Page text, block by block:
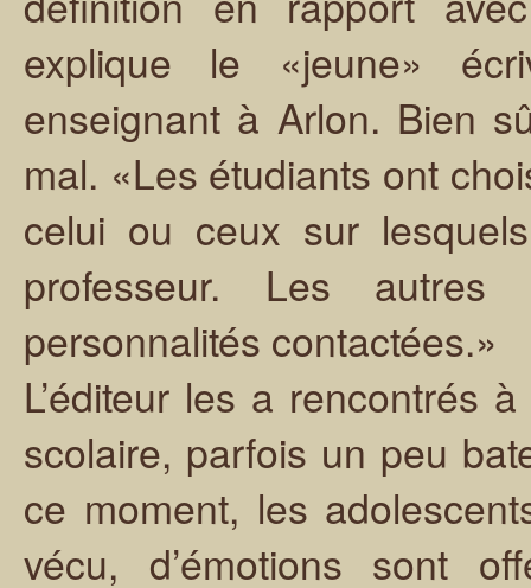
explique le «jeune»
enseignant à Arlon. Bien
mal. «Les étudiants ont
celui ou ceux sur
professeur. Les
personnalités contactées.»
L’éditeur les a rencontrés
scolaire, parfois un peu
ce moment, les
vécu, d’émotions sont